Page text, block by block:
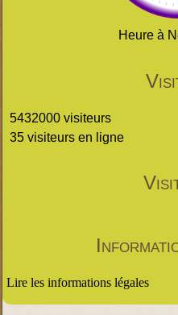
Heure à
5432000 visiteurs
35 visiteurs en ligne
Lire les informations légales